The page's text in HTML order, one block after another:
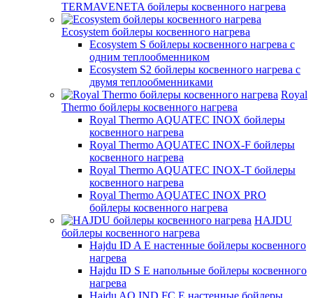
TERMAVENETA бойлеры косвенного нагрева
Ecosystem бойлеры косвенного нагрева
Ecosystem S бойлеры косвенного нагрева с
одним теплообменником
Ecosystem S2 бойлеры косвенного нагрева с
двумя теплообменниками
Royal
Thermo бойлеры косвенного нагрева
Royal Thermo AQUATEC INOX бойлеры
косвенного нагрева
Royal Thermo AQUATEC INOX-F бойлеры
косвенного нагрева
Royal Thermo AQUATEC INOX-T бойлеры
косвенного нагрева
Royal Thermo AQUATEC INOX PRO
бойлеры косвенного нагрева
HAJDU
бойлеры косвенного нагрева
Hajdu ID A E настенные бойлеры косвенного
нагрева
Hajdu ID S E напольные бойлеры косвенного
нагрева
Hajdu AQ IND FC E настенные бойлеры